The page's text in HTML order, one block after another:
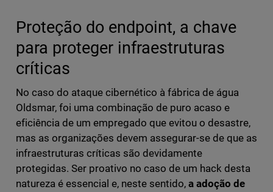
Proteção do endpoint, a chave
para proteger infraestruturas
críticas
No caso do ataque cibernético à fábrica de água
Oldsmar, foi uma combinação de puro acaso e
eficiência de um empregado que evitou o desastre,
mas as organizações devem assegurar-se de que as
infraestruturas críticas são devidamente
protegidas. Ser proativo no caso de um hack desta
natureza é essencial e, neste sentido,a adoção de